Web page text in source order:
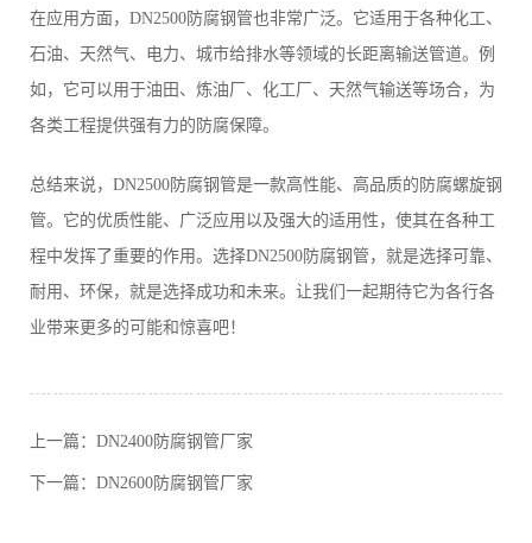
在应用方面，DN2500防腐钢管也非常广泛。它适用于各种化工、
石油、天然气、电力、城市给排水等领域的长距离输送管道。例
如，它可以用于油田、炼油厂、化工厂、天然气输送等场合，为
各类工程提供强有力的防腐保障。
总结来说，DN2500防腐钢管是一款高性能、高品质的防腐螺旋钢
管。它的优质性能、广泛应用以及强大的适用性，使其在各种工
程中发挥了重要的作用。选择DN2500防腐钢管，就是选择可靠、
耐用、环保，就是选择成功和未来。让我们一起期待它为各行各
业带来更多的可能和惊喜吧！
上一篇： DN2400防腐钢管厂家
下一篇： DN2600防腐钢管厂家